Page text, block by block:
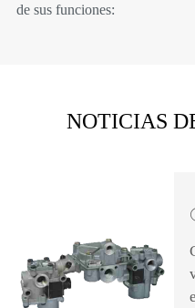
de sus funciones:
NOTICIAS